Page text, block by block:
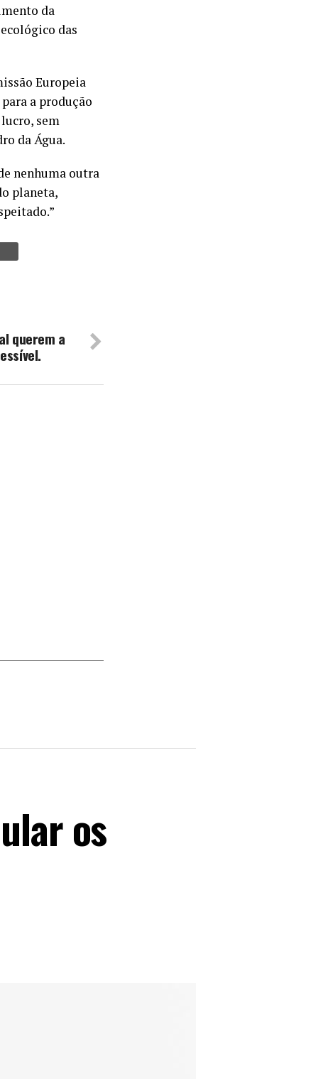
da
das
Europeia
a produção
sem
da Água.
nenhuma outra
planeta,
querem a
os